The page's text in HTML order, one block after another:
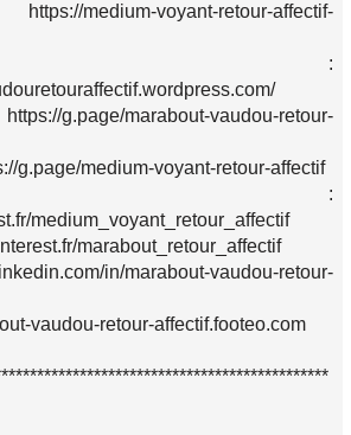
medium-voyant-retour-affectif-
:
g.page/marabout-vaudou-retour-
g.page/medium-voyant-retour-affectif
:
medium_voyant_retour_affectif
marabout_retour_affectif
in/marabout-vaudou-retour-
vaudou-retour-affectif.footeo.com